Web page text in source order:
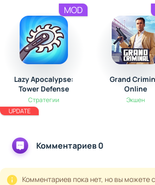
всех возрастов. Кроме того, игра не
подключения к интернету, что
кто ищет логическую головоломку
месте.
Lazy Apocalypse:
Tower Defense
Стратегии
UPDATE
MOD
Grand
Online
Экшен
Комментариев 0
Комментариев пока нет, но вы можете